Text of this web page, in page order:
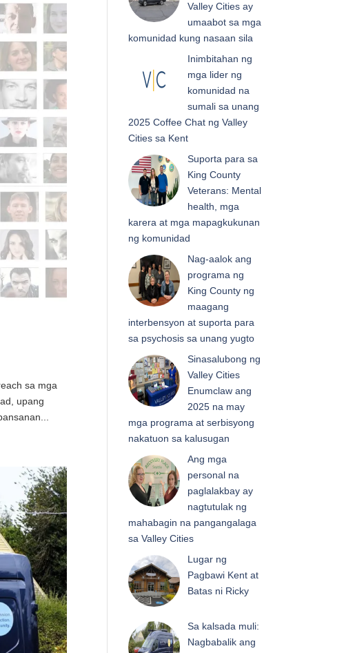
sa mga
upang
Valley Cities ay
umaabot sa mga
komunidad kung nasaan sila
Inimbitahan ng
mga lider ng
komunidad na
sumali sa unang
2025 Coffee Chat ng Valley
Cities sa Kent
Suporta para sa
King County
Veterans: Mental
health, mga
karera at mga mapagkukunan
ng komunidad
Nag-aalok ang
programa ng
King County ng
maagang
interbensyon at suporta para
sa psychosis sa unang yugto
Sinasalubong ng
Valley Cities
Enumclaw ang
2025 na may
mga programa at serbisyong
nakatuon sa kalusugan
Ang mga
personal na
paglalakbay ay
nagtutulak ng
mahabagin na pangangalaga
sa Valley Cities
Lugar ng
Pagbawi Kent at
Batas ni Ricky
Sa kalsada muli:
Nagbabalik ang